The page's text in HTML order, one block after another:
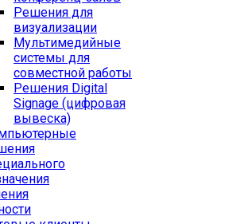
Решения для
визуализации
Мультимедийные
системы для
совместной работы
Решения Digital
Signage (цифровая
вывеска)